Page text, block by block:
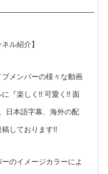
ル紹介】
メンバーの様々な動画
『楽しく!! 可愛く!! 面
日本語字幕、海外の配
しております!!
のイメージカラーによ